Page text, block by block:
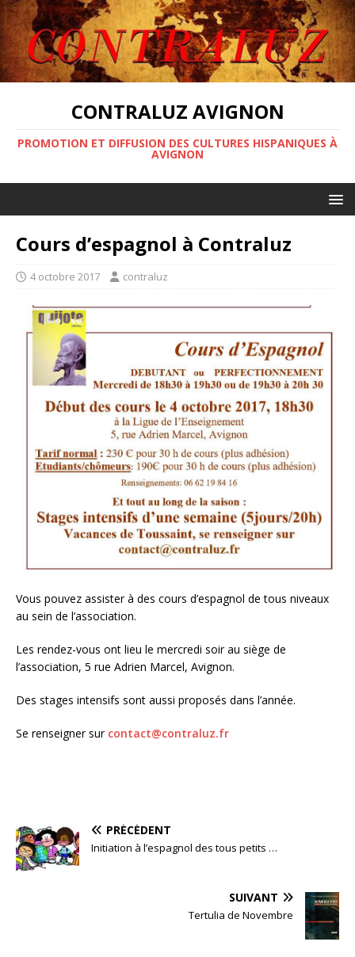
CONTRALUZ AVIGNON
PROMOTION ET DIFFUSION DES CULTURES HISPANIQUES À
AVIGNON
Cours d’espagnol à Contraluz
4 octobre 2017 contraluz
Vous pouvez assister à des cours d’espagnol de tous niveaux
au sein de l’association.
Les rendez-vous ont lieu le mercredi soir au siège de
l’association, 5 rue Adrien Marcel, Avignon.
Des stages intensifs sont aussi proposés dans l’année.
Se renseigner sur contact@contraluz.fr
PRÉCÉDENT
Initiation à l’espagnol des tous petits …
SUIVANT
Tertulia de Novembre